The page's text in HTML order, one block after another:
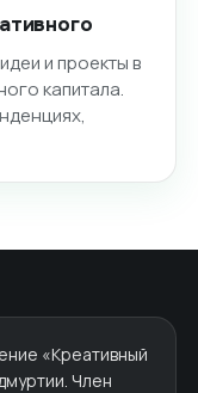
и проекты в
капитала.
«Креативный
Член